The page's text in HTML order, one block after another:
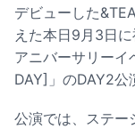
デビューした
えた本日9月3日
アニバーサリー
DAY]」のDAY2公
公演では、ステ